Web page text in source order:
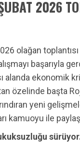
2026
olağan
başarıyla
alanda ekonomik
özelinde başta
yeni
kamuoyu ile